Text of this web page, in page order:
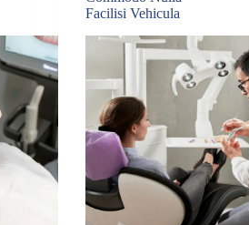
Facilisi Vehicula